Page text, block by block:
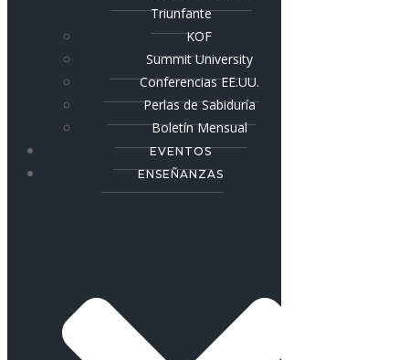
Triunfante
KOF
Summit University
Conferencias EE.UU.
Perlas de Sabiduría
Boletín Mensual
EVENTOS
ENSEÑANZAS